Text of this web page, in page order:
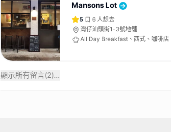
Mansons Lot
5 6 人想去
灣仔汕頭街1-3號地舖
All Day Breakfast、西式、咖啡店
顯示所有留言(2)...